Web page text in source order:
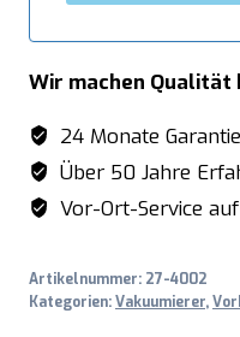
Wir machen Qualität
24 Monate Garantie
Über 50 Jahre
Vor-Ort-Service
Artikelnummer: 27-4002
Kategorien:Vakuumierer,